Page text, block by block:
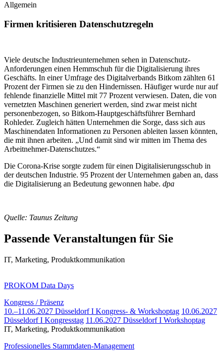
Allgemein
Firmen kritisieren Datenschutzregeln
Viele deutsche Industrieunternehmen sehen in Datenschutz-
Anforderungen einen Hemmschuh für die Digitalisierung ihres
Geschäfts. In einer Umfrage des Digitalverbands Bitkom zählten 61
Prozent der Firmen sie zu den Hindernissen. Häufiger wurde nur auf
fehlende finanzielle Mittel mit 77 Prozent verwiesen. Daten, die von
vernetzten Maschinen generiert werden, sind zwar meist nicht
personenbezogen, so Bitkom-Hauptgeschäftsführer Bernhard
Rohleder. Zugleich hätten Unternehmen die Sorge, dass sich aus
Maschinendaten Informationen zu Personen ableiten lassen könnten,
die mit ihnen arbeiten. „Und damit sind wir mitten im Thema des
Arbeitnehmer-Datenschutzes.“
Die Corona-Krise sorgte zudem für einen Digitalisierungsschub in
der deutschen Industrie. 95 Prozent der Unternehmen gaben an, dass
die Digitalisierung an Bedeutung gewonnen habe. dpa
Quelle: Taunus Zeitung
Passende Veranstaltungen für Sie
IT, Marketing, Produktkommunikation
PROKOM Data Days
Kongress / Präsenz
10.–11.06.2027 Düsseldorf I Kongress- & Workshoptag 10.06.2027
Düsseldorf I Kongresstag 11.06.2027 Düsseldorf I Workshoptag
IT, Marketing, Produktkommunikation
Professionelles Stammdaten-Management